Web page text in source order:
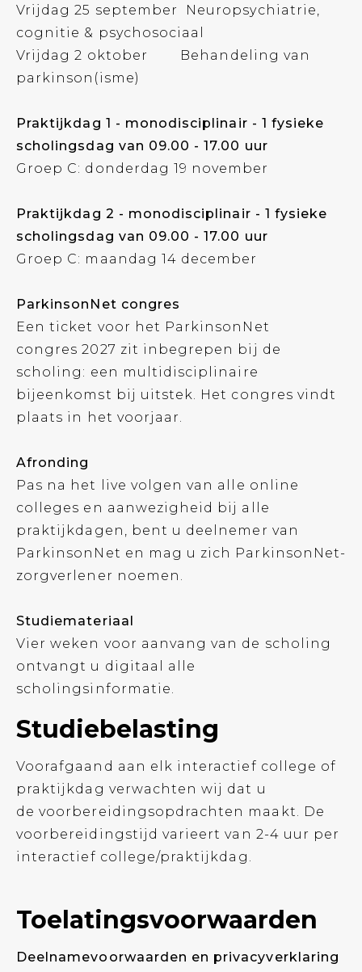
Vrijdag 25 september Neuropsychiatrie,
cognitie & psychosociaal
Vrijdag 2 oktober Behandeling van
parkinson(isme)
Praktijkdag 1 - monodisciplinair - 1 fysieke
scholingsdag van 09.00 - 17.00 uur
Groep C: donderdag 19 november
Praktijkdag 2 - monodisciplinair - 1 fysieke
scholingsdag van 09.00 - 17.00 uur
Groep C: maandag 14 december
ParkinsonNet congres
Een ticket voor het ParkinsonNet
congres 2027 zit inbegrepen bij de
scholing: een multidisciplinaire
bijeenkomst bij uitstek. Het congres vindt
plaats in het voorjaar.
Afronding
Pas na het live volgen van alle online
colleges en aanwezigheid bij alle
praktijkdagen, bent u deelnemer van
ParkinsonNet en mag u zich ParkinsonNet-
zorgverlener noemen.
Studiemateriaal
Vier weken voor aanvang van de scholing
ontvangt u digitaal alle
scholingsinformatie.
Studiebelasting
Voorafgaand aan elk interactief college of
praktijkdag verwachten wij dat u
de voorbereidingsopdrachten maakt. De
voorbereidingstijd varieert van 2-4 uur per
interactief college/praktijkdag.
Toelatingsvoorwaarden
Deelnamevoorwaarden en privacyverklaring